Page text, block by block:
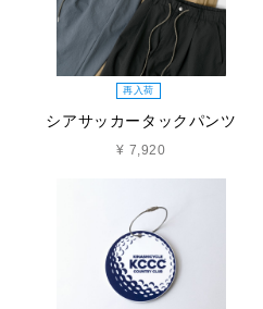
再入荷
シアサッカータックパンツ
¥ 7,920